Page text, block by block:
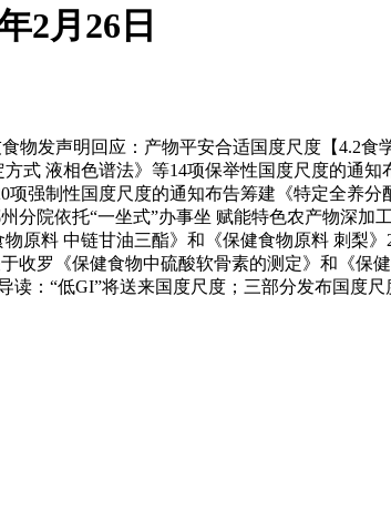
2月26日
发声明回应：产物平安合适国度尺度【4.2食
式 液相色谱法》等14项保举性国度尺度的通
强制性国度尺度的通知布告筹建《特定全养
院依托“一坐式”办事坐 赋能特色农产物深加
原料 中链甘油三酯》和《保健食物原料 刺梨
罗《保健食物中硫酸软骨素的测定》和《保
：“低GI”将送来国度尺度；三部分发布国度